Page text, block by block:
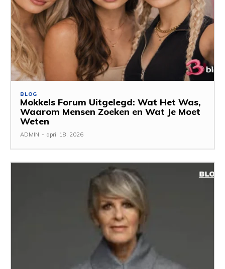
BLOG
Mokkels Forum Uitgelegd: Wat Het Was,
Waarom Mensen Zoeken en Wat Je Moet
Weten
ADMIN - april 18, 2026